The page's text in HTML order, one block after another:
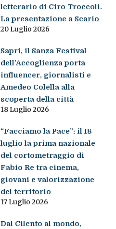
letterario di Ciro Troccoli.
La presentazione a Scario
20 Luglio 2026
Sapri, il Sanza Festival
dell’Accoglienza porta
influencer, giornalisti e
Amedeo Colella alla
scoperta della città
18 Luglio 2026
“Facciamo la Pace”: il 18
luglio la prima nazionale
del cortometraggio di
Fabio Re tra cinema,
giovani e valorizzazione
del territorio
17 Luglio 2026
Dal Cilento al mondo,